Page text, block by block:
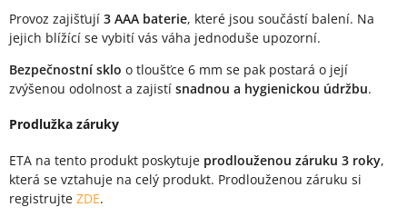
Provoz zajišťují 3 AAA baterie, které jsou součástí balení. Na
jejich blížící se vybití vás váha jednoduše upozorní.
Bezpečnostní sklo o tloušťce 6 mm se pak postará o její
zvýšenou odolnost a zajistí snadnou a hygienickou údržbu.
Prodlužka záruky
ETA na tento produkt poskytuje prodlouženou záruku 3 roky,
která se vztahuje na celý produkt. Prodlouženou záruku si
registrujte ZDE.